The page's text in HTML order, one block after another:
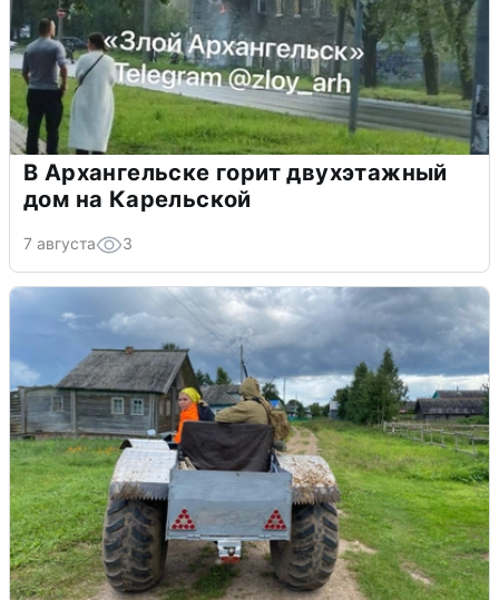
В Архангельске горит двухэтажный
дом на Карельской
7 августа 3